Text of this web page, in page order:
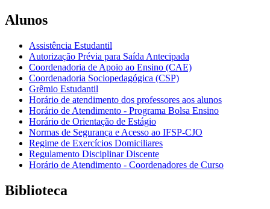
Alunos
Assistência Estudantil
Autorização Prévia para Saída Antecipada
Coordenadoria de Apoio ao Ensino (CAE)
Coordenadoria Sociopedagógica (CSP)
Grêmio Estudantil
Horário de atendimento dos professores aos alunos
Horário de Atendimento - Programa Bolsa Ensino
Horário de Orientação de Estágio
Normas de Segurança e Acesso ao IFSP-CJO
Regime de Exercícios Domiciliares
Regulamento Disciplinar Discente
Horário de Atendimento - Coordenadores de Curso
Biblioteca